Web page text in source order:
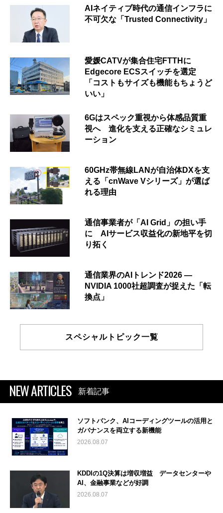
AIネイティブ時代の通信インフラに
不可欠な「Trusted Connectivity」
愛媛CATVが集合住宅FTTHに
Edgecore ECSスイッチを選定
「コストもサイズも機能もちょうど
いい」
6Gはスペック重視から体感品質重
視へ 進化を支える正確なシミュレ
ーション
60GHz帯無線LANが自治体DXを支
える「cnWave Vシリーズ」が選ば
れる理由
通信事業者が「AI Grid」の担い手
に AIサービス収益化の新地平を切
り拓く
通信業界のAIトレンド2026 ―
NVIDIA 1000社超調査が捉えた「転
換点」
スペシャルトピック一覧
NEW ARTICLES 新着記事
ソフトバンク、AIコーディングツールの活用と
ガバナンスを両立する新機能
2026.08.07
KDDIの1Q決算は増収増益 データセンターや
AI、金融事業などが好調
2026.08.07